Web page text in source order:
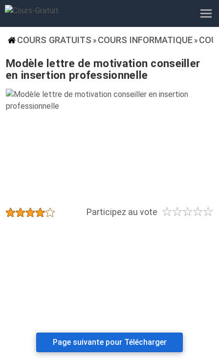
COURS GRATUITS » COURS INFORMATIQUE »
Modèle lettre de motivation conseiller
en insertion professionnelle
Participez au vote ☆☆☆☆☆
★★★★★
Page suivante pour Télécharger